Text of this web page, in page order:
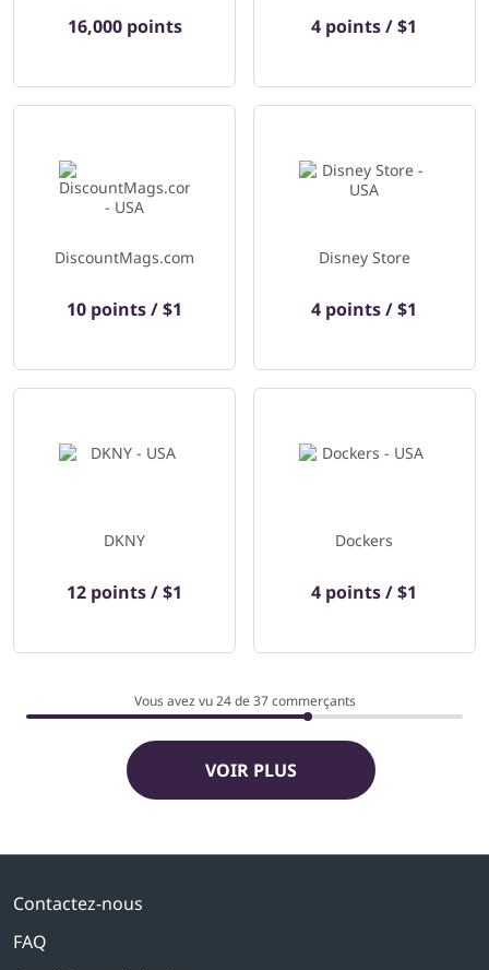
16,000 points 4 points / $1
DiscountMags.com
10 points / $1
Disney Store
4 points / $1
DKNY
12 points / $1
Dockers
4 points / $1
Vous avez vu 24 de37commerçants
VOIR PLUS
Contactez-nous
FAQ